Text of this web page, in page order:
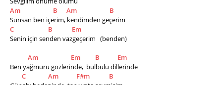
Am
B Am
B
Sunsan ben içerim, kendimden geçerim
C
B
Em
Senin için senden vazgeçerim   (benden)
Am Em B
Em
Ben yağmuru gözlerinde,  bülbülü dillerinde
C
Am F#m
B